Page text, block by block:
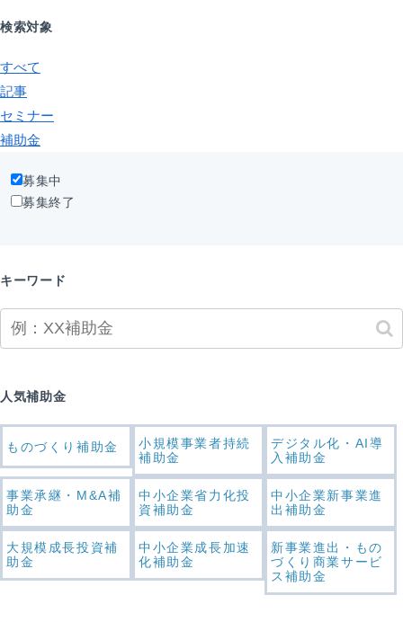
検索対象
すべて
記事
セミナー
補助金
募集中
募集終了
キーワード
人気補助金
ものづくり補助金
小規模事業者持続
補助金
デジタル化・AI導
入補助金
事業承継・M&A補
助金
中小企業省力化投
資補助金
中小企業新事業進
出補助金
大規模成長投資補
助金
中小企業成長加速
化補助金
新事業進出・もの
づくり商業サービ
ス補助金